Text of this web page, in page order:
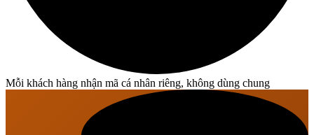
Mỗi khách hàng nhận mã cá nhân riêng, không dùng chung